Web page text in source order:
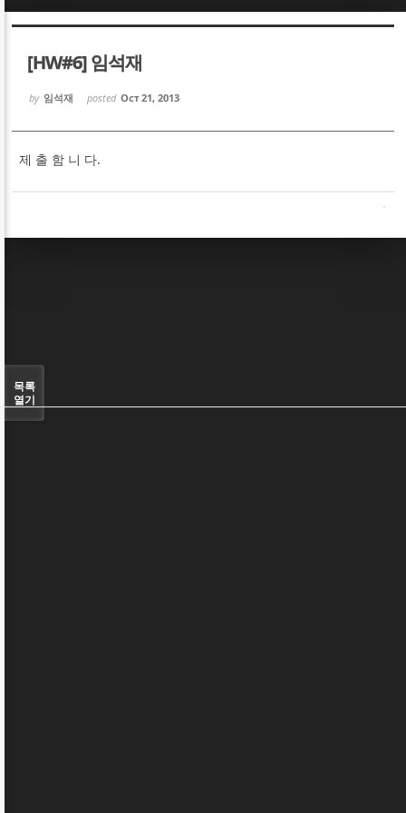
[HW#6] 임석재
by 임석재 posted Oct 21, 2013
제 출 함 니 다.
목록
열기
Sketchbook5, 스케치북5
Sketchbook5, 스케치북5
Sketchbook5, 스케치북5
Sketchbook5, 스케치북5